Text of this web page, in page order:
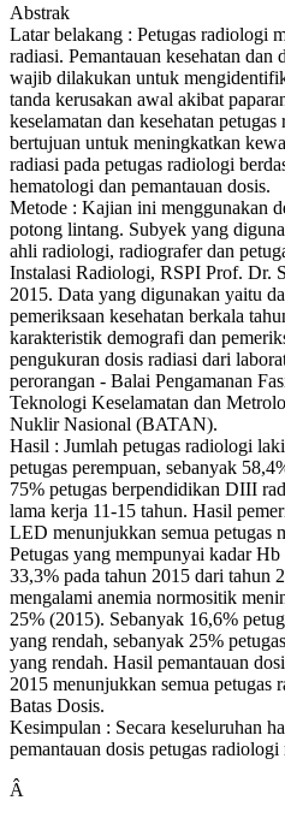
Abstrak
Latar belakang : Petugas radiologi
radiasi. Pemantauan kesehatan dan
wajib dilakukan untuk
tanda kerusakan awal akibat
keselamatan dan kesehatan
bertujuan untuk meningkatkan
radiasi pada petugas radiologi
hematologi dan pemantauan dosis.
Metode : Kajian ini menggunakan
potong lintang. Subyek yang
ahli radiologi, radiografer dan
Instalasi Radiologi, RSPI Prof. Dr.
2015. Data yang digunakan yaitu
pemeriksaan kesehatan berkala
karakteristik demografi dan
pengukuran dosis radiasi dari
perorangan - Balai Pengamanan
Teknologi Keselamatan dan
Nuklir Nasional (BATAN).
Hasil : Jumlah petugas radiologi
petugas perempuan, sebanyak
75% petugas berpendidikan DIII
lama kerja 11-15 tahun. Hasil
LED menunjukkan semua petugas
Petugas yang mempunyai kadar
33,3% pada tahun 2015 dari tahun
mengalami anemia normositik
25% (2015). Sebanyak 16,6%
yang rendah, sebanyak 25%
yang rendah. Hasil pemantauan
2015 menunjukkan semua
Batas Dosis.
Kesimpulan : Secara keseluruhan
pemantauan dosis petugas
Â